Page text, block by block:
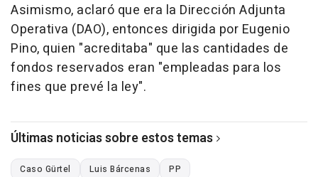
Asimismo, aclaró que era la Dirección Adjunta
Operativa (DAO), entonces dirigida por Eugenio
Pino, quien "acreditaba" que las cantidades de
fondos reservados eran "empleadas para los
fines que prevé la ley".
Últimas noticias sobre estos temas
Caso Gürtel Luis Bárcenas
PP